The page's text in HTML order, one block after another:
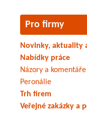
Pro firmy
Novinky, aktuality
Nabídky práce
Názory a komentáře
Peronálie
Trh firem
Veřejné zakázky a